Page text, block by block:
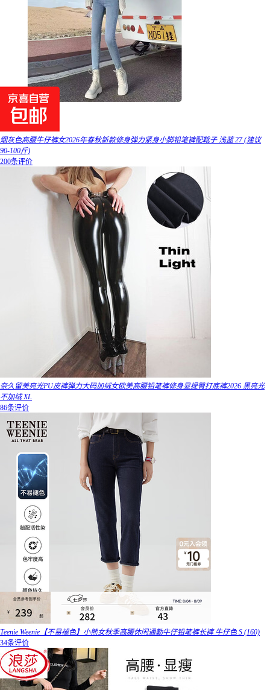
烟灰色高腰牛仔裤女2026年春秋新款修身弹力紧身小脚铅笔裤配靴子 浅蓝 27 (建议
90-100斤)
200条评价
奈久留美亮光PU皮裤弹力大码加绒女欧美高腰铅笔裤修身显提臀打底裤2026 黑亮光
不加绒 XL
86条评价
Teenie Weenie【不易褪色】小熊女秋季高腰休闲通勤牛仔铅笔裤长裤 牛仔色 S (160)
34条评价